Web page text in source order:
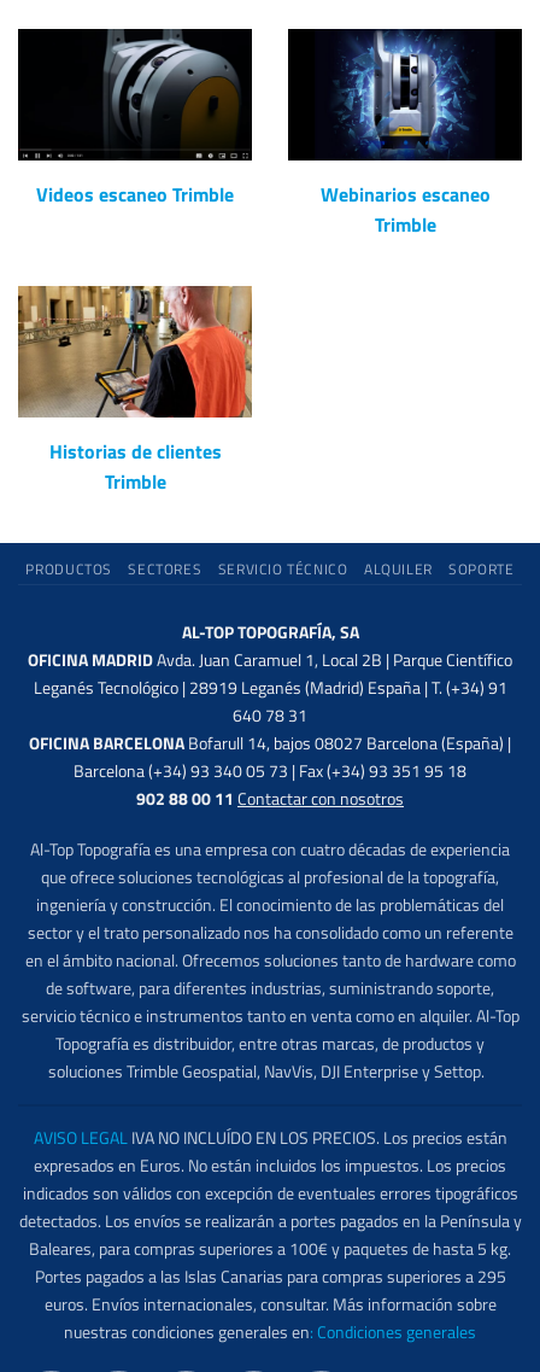
Videos escaneo Trimble
Webinarios escaneo
Trimble
Historias de clientes
Trimble
PRODUCTOS SECTORES SERVICIO TÉCNICO ALQUILER SOPORTE
AL-TOP TOPOGRAFÍA, SA
OFICINA MADRIDAvda. Juan Caramuel 1, Local 2B | Parque Científico
Leganés Tecnológico | 28919 Leganés (Madrid) España | T. (+34) 91
640 78 31
OFICINA BARCELONABofarull 14, bajos 08027 Barcelona (España) |
Barcelona (+34) 93 340 05 73 | Fax (+34) 93 351 95 18
902 88 00 11 Contactar con nosotros
Al-Top Topografía es una empresa con cuatro décadas de experiencia
que ofrece soluciones tecnológicas al profesional de la topografía,
ingeniería y construcción. El conocimiento de las problemáticas del
sector y el trato personalizado nos ha consolidado como un referente
en el ámbito nacional. Ofrecemos soluciones tanto de hardware como
de software, para diferentes industrias, suministrando soporte,
servicio técnico e instrumentos tanto en venta como en alquiler. Al-Top
Topografía es distribuidor, entre otras marcas, de productos y
soluciones Trimble Geospatial, NavVis, DJI Enterprise y Settop.
AVISO LEGALIVA NO INCLUÍDO EN LOS PRECIOS. Los precios están
expresados en Euros. No están incluidos los impuestos. Los precios
indicados son válidos con excepción de eventuales errores tipográficos
detectados. Los envíos se realizarán a portes pagados en la Península y
Baleares, para compras superiores a 100€ y paquetes de hasta 5 kg.
Portes pagados a las Islas Canarias para compras superiores a 295
euros. Envíos internacionales, consultar. Más información sobre
nuestras condiciones generales en: Condiciones generales